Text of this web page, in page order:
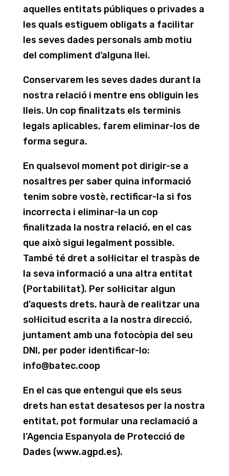
aquelles entitats públiques o privades a
les quals estiguem obligats a facilitar
les seves dades personals amb motiu
del compliment d’alguna llei.
Conservarem les seves dades durant la
nostra relació i mentre ens obliguin les
lleis. Un cop finalitzats els terminis
legals aplicables, farem eliminar-los de
forma segura.
En qualsevol moment pot dirigir-se a
nosaltres per saber quina informació
tenim sobre vostè, rectificar-la si fos
incorrecta i eliminar-la un cop
finalitzada la nostra relació, en el cas
que això sigui legalment possible.
També té dret a sol·licitar el traspàs de
la seva informació a una altra entitat
(Portabilitat). Per sol·licitar algun
d’aquests drets, haurà de realitzar una
sol·licitud escrita a la nostra direcció,
juntament amb una fotocòpia del seu
DNI, per poder identificar-lo:
info@batec.coop
En el cas que entengui que els seus
drets han estat desatesos per la nostra
entitat, pot formular una reclamació a
l’Agencia Espanyola de Protecció de
Dades (www.agpd.es).